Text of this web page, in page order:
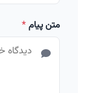
متن پیام*